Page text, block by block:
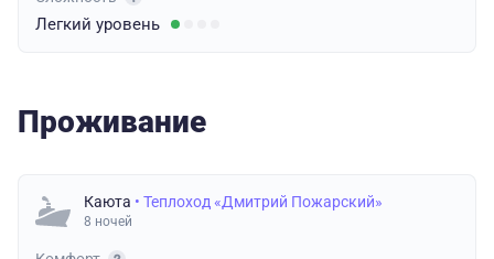
Легкий уровень
Проживание
Каюта • Теплоход «Дмитрий Пожарский»
8 ночей